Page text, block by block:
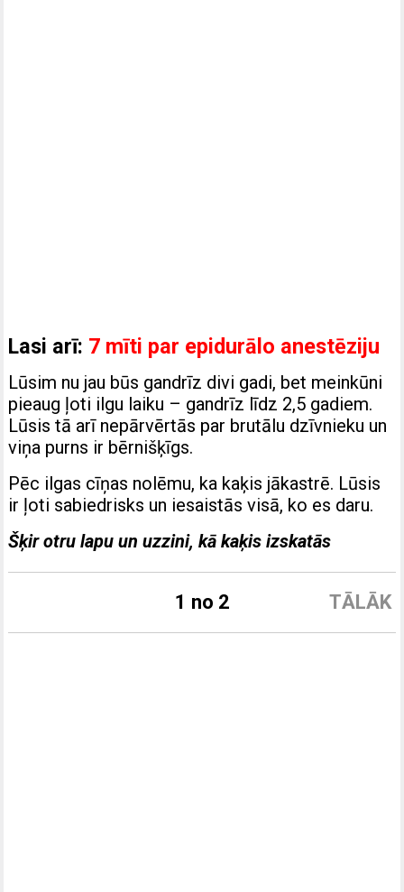
Lasi arī: 7 mīti par epidurālo anestēziju
Lūsim nu jau būs gandrīz divi gadi, bet meinkūni
pieaug ļoti ilgu laiku – gandrīz līdz 2,5 gadiem.
Lūsis tā arī nepārvērtās par brutālu dzīvnieku un
viņa purns ir bērnišķīgs.
Pēc ilgas cīņas nolēmu, ka kaķis jākastrē. Lūsis
ir ļoti sabiedrisks un iesaistās visā, ko es daru.
Šķir otru lapu un uzzini, kā kaķis izskatās
TĀLĀK
1 no 2